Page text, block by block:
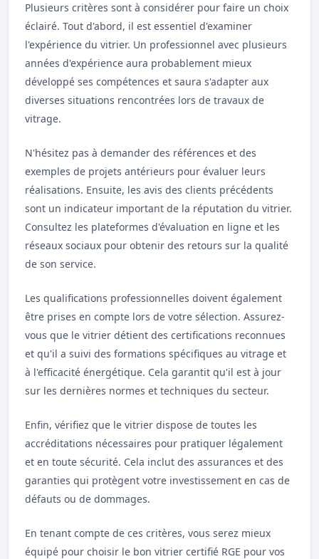
Plusieurs critères sont à considérer pour faire un choix
éclairé. Tout d'abord, il est essentiel d'examiner
l'expérience du vitrier. Un professionnel avec plusieurs
années d'expérience aura probablement mieux
développé ses compétences et saura s'adapter aux
diverses situations rencontrées lors de travaux de
vitrage.
N'hésitez pas à demander des références et des
exemples de projets antérieurs pour évaluer leurs
réalisations. Ensuite, les avis des clients précédents
sont un indicateur important de la réputation du vitrier.
Consultez les plateformes d'évaluation en ligne et les
réseaux sociaux pour obtenir des retours sur la qualité
de son service.
Les qualifications professionnelles doivent également
être prises en compte lors de votre sélection. Assurez-
vous que le vitrier détient des certifications reconnues
et qu'il a suivi des formations spécifiques au vitrage et
à l'efficacité énergétique. Cela garantit qu'il est à jour
sur les dernières normes et techniques du secteur.
Enfin, vérifiez que le vitrier dispose de toutes les
accréditations nécessaires pour pratiquer légalement
et en toute sécurité. Cela inclut des assurances et des
garanties qui protègent votre investissement en cas de
défauts ou de dommages.
En tenant compte de ces critères, vous serez mieux
équipé pour choisir le bon vitrier certifié RGE pour vos